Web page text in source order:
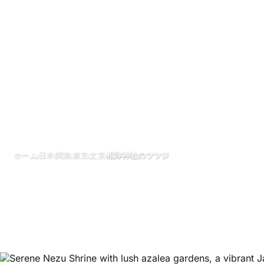
ホーム›日本›関東 ›東京›文京›根津神社のツツジ